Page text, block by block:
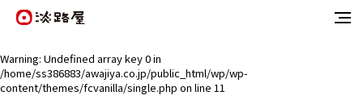
Warning: Undefined array key 0 in
/home/ss386883/awajiya.co.jp/public_html/wp/wp-
content/themes/fcvanilla/single.php on line 11